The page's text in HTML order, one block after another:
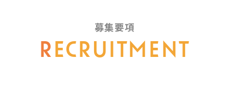
募集要項
RECRUITMENT